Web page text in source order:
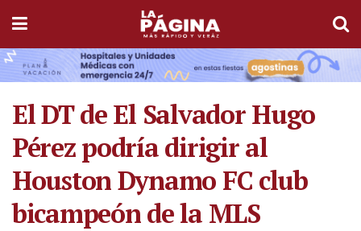
El DT de El Salvador Hugo
Pérez podría dirigir al
Houston Dynamo FC club
bicampeón de la MLS